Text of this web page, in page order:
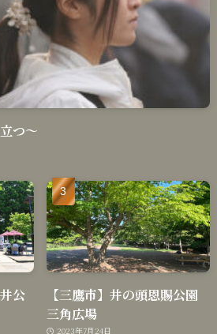
つ〜
公
【三鷹市】井の頭恩賜公園
三角広場
2023年7月24日